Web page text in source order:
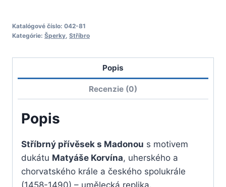
prívesok
s
Katalógové číslo: 042-81
Kategórie: Šperky Stříbro
Popis
Recenzie (0)
Popis
Stříbrný přívěsek s Madonou s motivem
dukátu Matyáše Korvína, uherského a
chorvatského krále a českého spolukrále